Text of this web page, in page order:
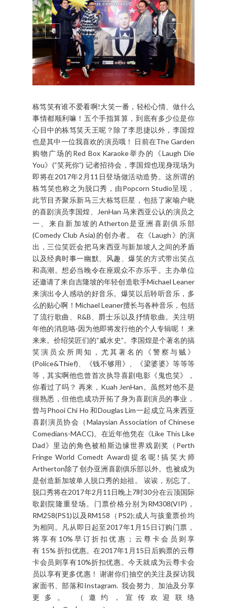
栋笃笑有谁不爱看啊!大笑一番，轻松心情、做什么
事情都顺利嘛！五个手指算算，到底有多少位是你
心目中的栋笃笑天王呢？除了李思捷以外，李国煌
也是其中一位我喜欢的演员哦！ 日前在The Garden
购物广场的Red Box Karaoke举办的《Laugh Die
You》(“笑死你”) 记者招待会，李国煌也现身现场为
即将在2017年2月11日登场做活动造势。这所谓的
栋笃笑也称之为脱口秀，由Popcorn Studio呈现，
此节目齐聚乐新马三大栋笃巨星，包括了家喻户晓
的喜剧演员李国煌、JenHan 马来西亚公认的演员之
一、来自新加坡的Atherton是亚洲喜剧俱乐部
(Comedy Club Asia)的创办者。 在《Laugh》的演
出，三位笑匠会把马来西亚与新加坡人之间的矛盾
以及经典时事一幽默、风趣、爆笑的方式带出笑点
和高潮。想必当晚令在座观众不亦乐乎。主办单位
还邀请了来自吉隆坡的年轻创造歌手Michael Leaner
来演出令人感动的好音乐。爆笑以后聆听音乐，多
么的贴心啊！Michael Leaner擅长与各种音乐，包括
了流行歌曲、R&B、爵士乐以及抒情歌曲。关注明
年他的消息咯-因为他即将发行他的个人专辑呢！ 来
来来。价绍笑匠们的“威水史”。李国煌是个著名的搞
笑演员众所周知，尤其著名的《警察与贼》
(Police&Thief)、《钱不够用》、《梁婆婆》等等等
等，其实啊他也曾首次执导喜剧电影《鬼也笑》，
你看过了吗？ 再来，Kuah JenHan。虽然对他不是
很熟悉，但他也成功开拓了身为喜剧演员的事业，
曾与Phooi Chi Ho 和Douglas Lim一起成立马来西亚
喜剧演员协会（Malaysian Association of Chinese
Comedians-MACC)。在近年他凭在《Like This Like
Dad》里边的角色被柏斯边缘世界戏剧奖（Perth
Fringe World Comedt Award)提名呢!搞笑大师
Artherton除了创办亚洲喜剧俱乐部以外。也被成为
是创造新加坡单人脱口秀的始祖。 诶诶，别忘了。
脱口秀将在2017年2月11日晚上7时30分在云顶国际
歌剧院隆重登场。门票价格分别为RM308(VIP)，
RM258(PS1)以及RM158（PS2);成人与孩童票价均
为相同。凡从即日起至2017年1月15日订购门票，
将享有10%早订折扣优惠；云尊卡会员则享
有 15% 折扣优惠。在2017年1月15日后购票的云尊
卡会员则享有10%折扣优惠。今天就成为云尊卡会
员以享有更多优惠！ 谢谢你们抽空的关注及探访我
家面书、部落和Instagram. 我会努力、加油及分享
更多。 （邀约，宣传欢迎联络